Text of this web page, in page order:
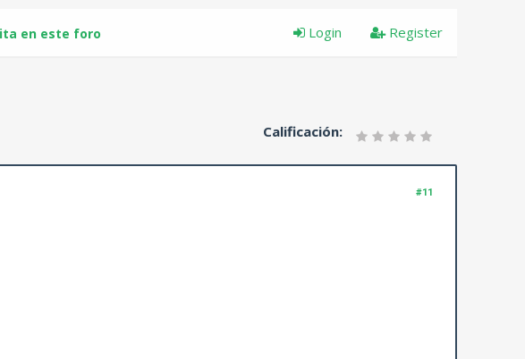
en este foro Register
Login
Calificación:
#11